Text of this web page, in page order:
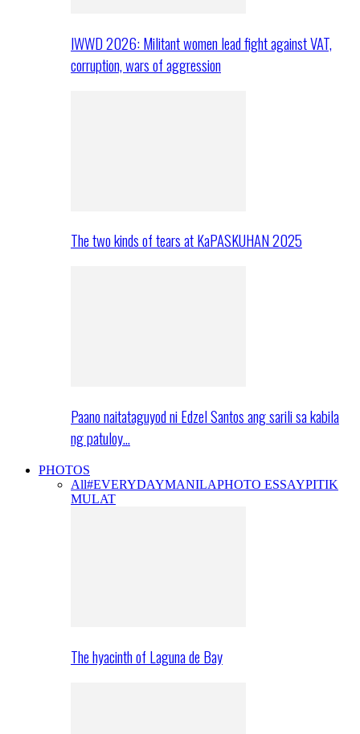
IWWD 2026: Militant women lead fight against VAT,
corruption, wars of aggression
The two kinds of tears at KaPASKUHAN 2025
Paano naitataguyod ni Edzel Santos ang sarili sa kabila
ng patuloy…
PHOTOS
All#EVERYDAYMANILAPHOTO ESSAYPITIK
MULAT
The hyacinth of Laguna de Bay